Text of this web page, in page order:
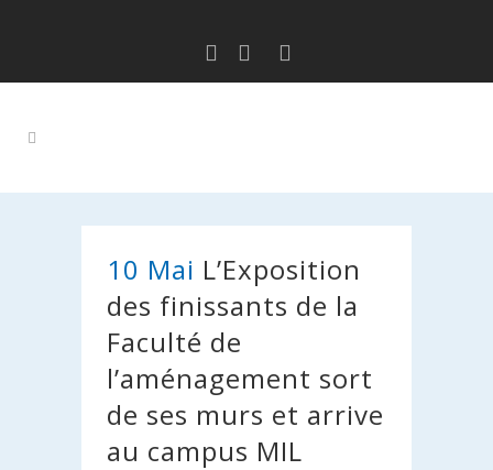
10 Mai L’Exposition
des finissants de la
Faculté de
l’aménagement sort
de ses murs et arrive
au campus MIL